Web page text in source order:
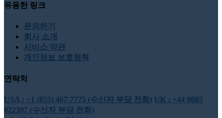
유용한 링크
문의하기
회사 소개
서비스 약관
개인정보 보호정책
연락처
USA : +1 (855) 467-7775 (수신자 부담 전화) UK : +44 8085
022397 (수신자 부담 전화)